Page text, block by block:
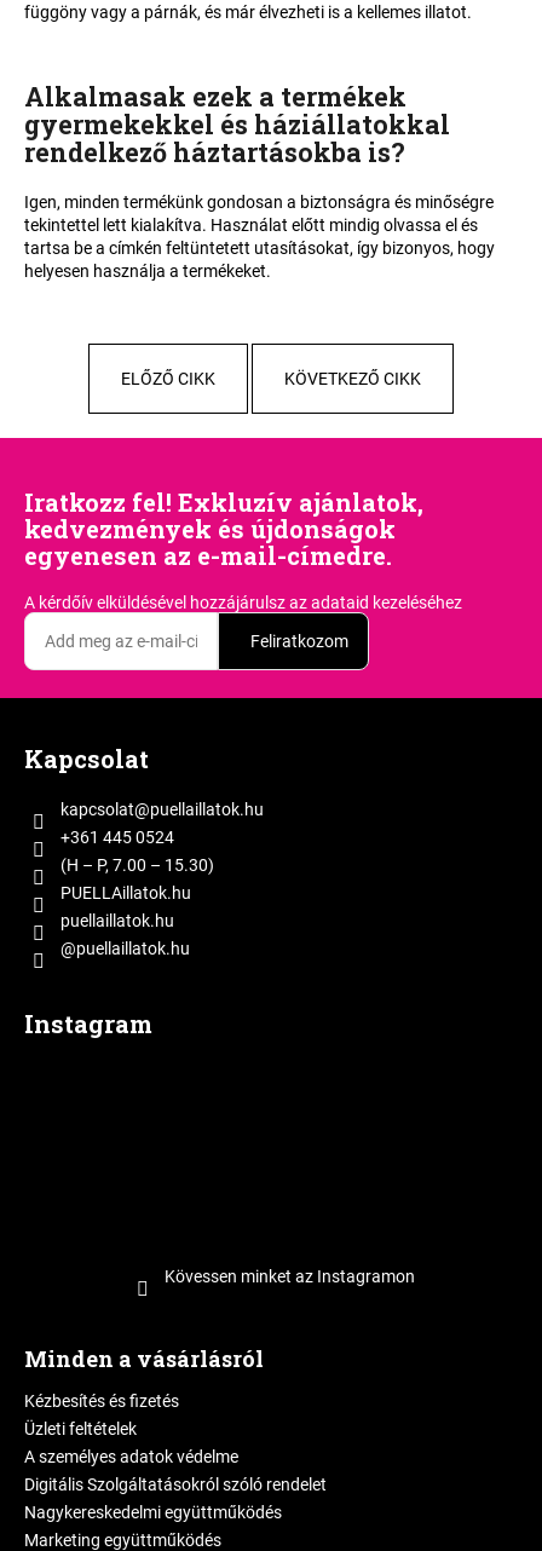
függöny vagy a párnák, és már élvezheti is a kellemes illatot.
Alkalmasak ezek a termékek
gyermekekkel és háziállatokkal
rendelkező háztartásokba is?
Igen, minden termékünk gondosan a biztonságra és minőségre
tekintettel lett kialakítva. Használat előtt mindig olvassa el és
tartsa be a címkén feltüntetett utasításokat, így bizonyos, hogy
helyesen használja a termékeket.
ELŐZŐ CIKK KÖVETKEZŐ CIKK
Iratkozz fel! Exkluzív ajánlatok,
kedvezmények és újdonságok
egyenesen az e-mail-címedre.
A kérdőív elküldésével hozzájárulszaz adataid kezeléséhez
Feliratkozom
Kapcsolat
kapcsolat@puellaillatok.hu
+361 445 0524
(H – P, 7.00 – 15.30)
PUELLAillatok.hu
puellaillatok.hu
@puellaillatok.hu
Instagram
Kövessen minket az Instagramon
Minden a vásárlásról
Kézbesítés és fizetés
Üzleti feltételek
A személyes adatok védelme
Digitális Szolgáltatásokról szóló rendelet
Nagykereskedelmi együttműködés
Marketing együttműködés